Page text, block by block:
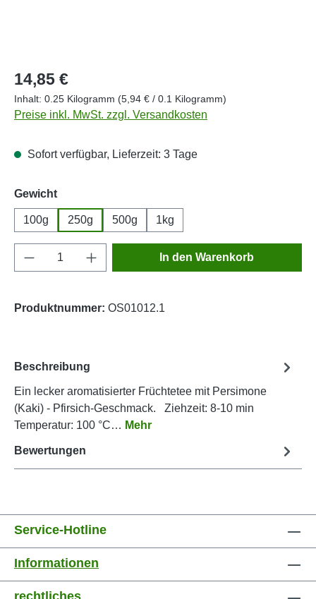
Regulärer Preis:
14,85 €
Inhalt: 0.25 Kilogramm (5,94 € / 0.1 Kilogramm)
Preise inkl. MwSt. zzgl. Versandkosten
Sofort verfügbar, Lieferzeit: 3 Tage
Gewichtauswählen
100g 250g 500g 1kg
Produkt Anzahl: Gib den gewünschten
In den Warenkorb
Produktnummer: OS01012.1
Beschreibung
Ein lecker aromatisierter Früchtetee mit Persimone
(Kaki) - Pfirsich-Geschmack. Ziehzeit: 8-10 min
Temperatur: 100 °C… Mehr
Bewertungen
Service-Hotline
Informationen